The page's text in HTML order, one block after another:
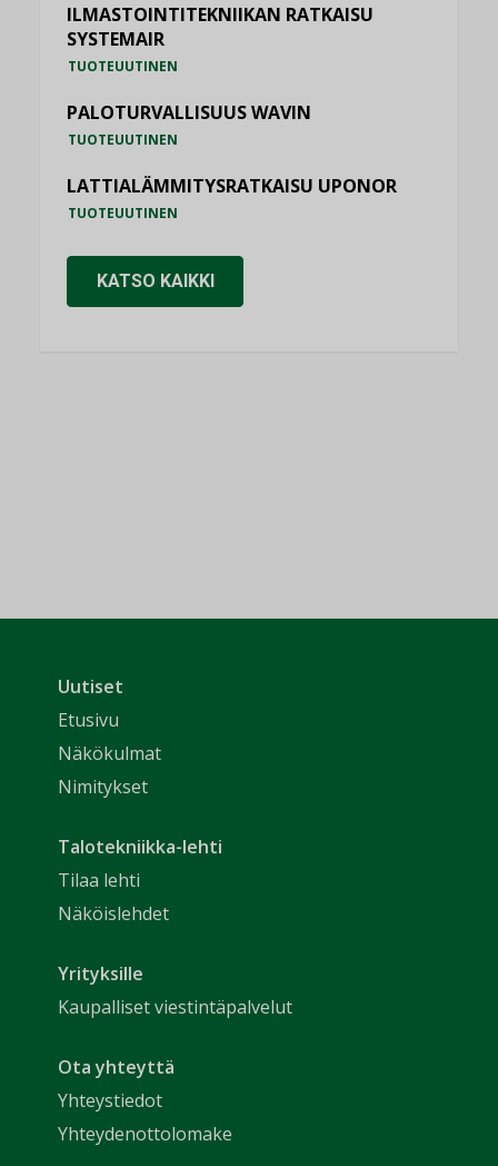
ILMASTOINTITEKNIIKAN RATKAISU
SYSTEMAIR
TUOTEUUTINEN
PALOTURVALLISUUS WAVIN
TUOTEUUTINEN
LATTIALÄMMITYSRATKAISU UPONOR
TUOTEUUTINEN
KATSO KAIKKI
Uutiset
Etusivu
Näkökulmat
Nimitykset
Talotekniikka-lehti
Tilaa lehti
Näköislehdet
Yrityksille
Kaupalliset viestintäpalvelut
Ota yhteyttä
Yhteystiedot
Yhteydenottolomake